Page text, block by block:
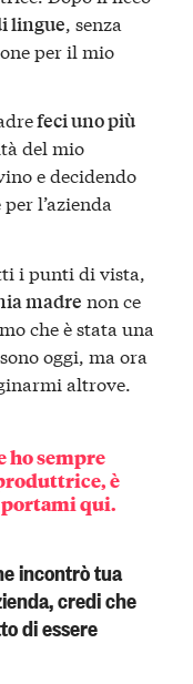
lingue, senza
per il mio
feci uno più
del mio
e decidendo
per l’azienda
i punti di vista,
madre non ce
che è stata una
oggi, ma ora
altrove.
ho sempre
è
portami qui.
incontrò tua
credi che
di essere